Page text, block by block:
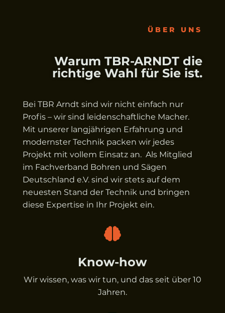
ÜBER UNS
Warum TBR-ARNDT die
richtige Wahl für Sie ist.
Bei TBR Arndt sind wir nicht einfach nur
Profis – wir sind leidenschaftliche Macher.
Mit unserer langjährigen Erfahrung und
modernster Technik packen wir jedes
Projekt mit vollem Einsatz an. Als Mitglied
im Fachverband Bohren und Sägen
Deutschland e.V. sind wir stets auf dem
neuesten Stand der Technik und bringen
diese Expertise in Ihr Projekt ein.

Know-how
Wir wissen, was wir tun, und das seit über 10
Jahren.